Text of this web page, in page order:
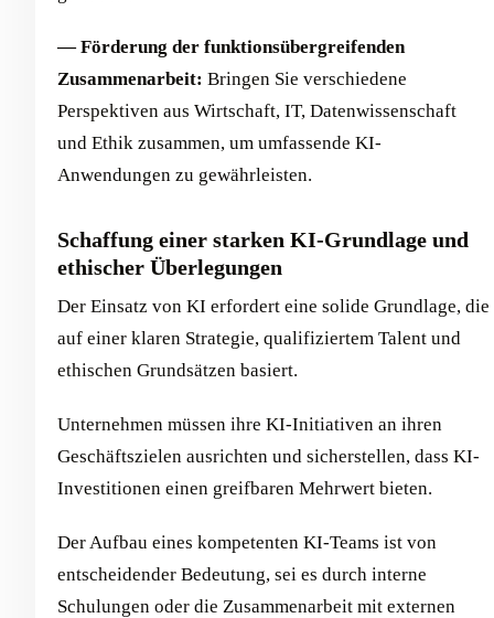
— Förderung der funktionsübergreifenden
Zusammenarbeit: Bringen Sie verschiedene
Perspektiven aus Wirtschaft, IT, Datenwissenschaft
und Ethik zusammen, um umfassende KI-
Anwendungen zu gewährleisten.
Schaffung einer starken KI-Grundlage und
ethischer Überlegungen
Der Einsatz von KI erfordert eine solide Grundlage, die
auf einer klaren Strategie, qualifiziertem Talent und
ethischen Grundsätzen basiert.
Unternehmen müssen ihre KI-Initiativen an ihren
Geschäftszielen ausrichten und sicherstellen, dass KI-
Investitionen einen greifbaren Mehrwert bieten.
Der Aufbau eines kompetenten KI-Teams ist von
entscheidender Bedeutung, sei es durch interne
Schulungen oder die Zusammenarbeit mit externen